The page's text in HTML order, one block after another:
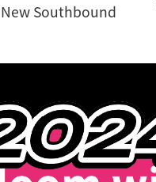
New Southbound